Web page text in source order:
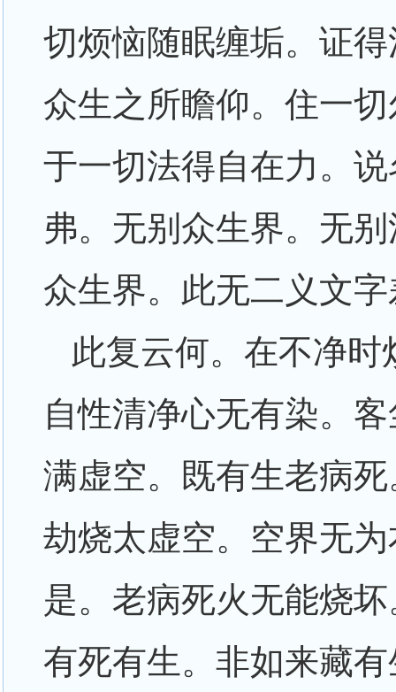
切烦恼随眠缠垢。证
众生之所瞻仰。住一
于一切法得自在力。
弗。无别众生界。无
众生界。此无二义文
此复云何。在不净
自性清净心无有染。
满虚空。既有生老病
劫烧太虚空。空界无
是。老病死火无能烧
有死有生。非如来藏